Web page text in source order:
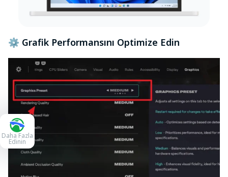
⚙️ Grafik Performansını Optimize Edin
Daha Fazla
Edinin